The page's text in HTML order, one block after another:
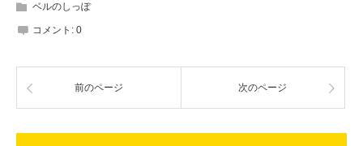
ベルのしっぽ
コメント: 0
前のページ 次のページ